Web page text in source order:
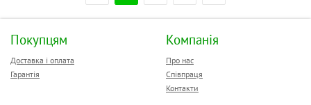
Покупцям
Доставка і оплата
Гарантія
Компанія
Про нас
Співпраця
Контакти